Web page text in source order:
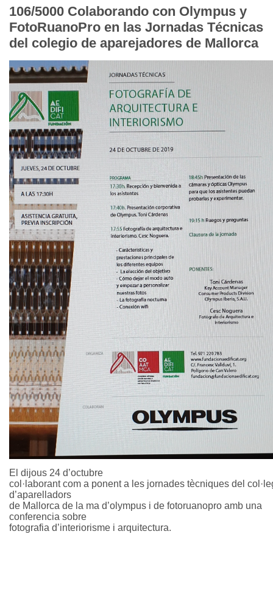
106/5000 Colaborando con Olympus y
FotoRuanoPro en las Jornadas Técnicas
del colegio de aparejadores de Mallorca
El dijous 24 d’octubre
col·laborant com a ponent a les jornades tècniques del
d’aparelladors
de Mallorca de la ma d’olympus i de fotoruanopro amb una
conferencia sobre
fotografia d’interiorisme i arquitectura.